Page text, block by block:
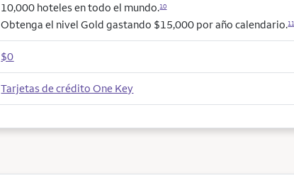
10,000 hoteles en todo el mundo.10
Obtenga el nivel Gold gastando $15,000 por año calendario.11
$0
Tarjetas de crédito One Key